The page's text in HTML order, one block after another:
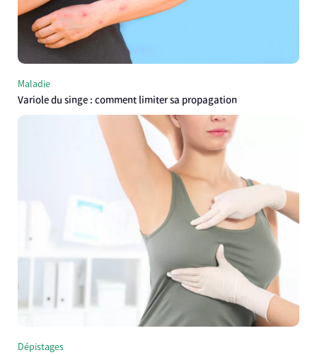
Maladie
Variole du singe : comment limiter sa propagation
Dépistages